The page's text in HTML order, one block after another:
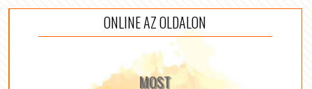
ONLINE AZ OLDALON
MOST